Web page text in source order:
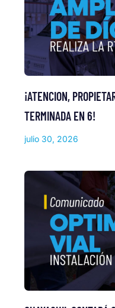
¡ATENCION,
TERMINADA EN 6!
julio 30, 2026